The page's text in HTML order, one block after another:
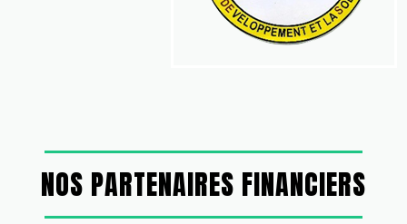
NOS PARTENAIRES FINANCIERS